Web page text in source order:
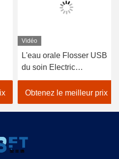
Vidéo
L'eau orale Flosser USB
du soin Electric
chargeant 1400
impulsions/minute
Obtenez le meilleur prix